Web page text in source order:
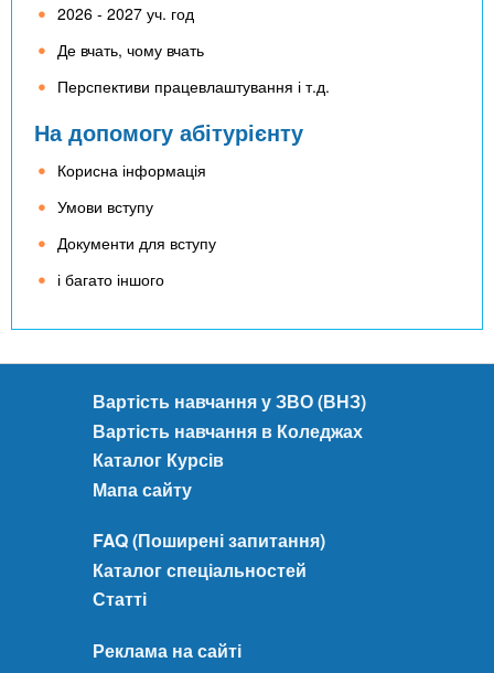
2026 - 2027 уч. год
Де вчать, чому вчать
Перспективи працевлаштування і т.д.
На допомогу абітурієнту
Корисна інформація
Умови вступу
Документи для вступу
і багато іншого
Вартість навчання у ЗВО (ВНЗ)
Вартість навчання в Коледжах
Каталог Курсів
Мапа сайту
FAQ (Поширені запитання)
Каталог спеціальностей
Статті
Реклама на сайті